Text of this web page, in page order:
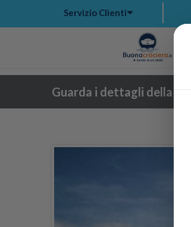
Servizio Clienti
Guarda i dettagli della